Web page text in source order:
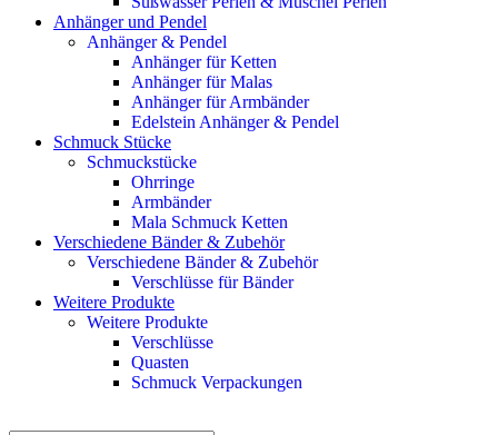
Anhänger und Pendel
Anhänger & Pendel
Anhänger für Ketten
Anhänger für Malas
Anhänger für Armbänder
Edelstein Anhänger & Pendel
Schmuck Stücke
Schmuckstücke
Ohrringe
Armbänder
Mala Schmuck Ketten
Verschiedene Bänder & Zubehör
Verschiedene Bänder & Zubehör
Verschlüsse für Bänder
Weitere Produkte
Weitere Produkte
Verschlüsse
Quasten
Schmuck Verpackungen